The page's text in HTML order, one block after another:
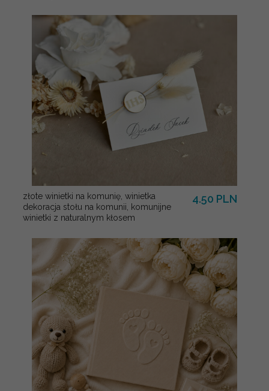
złote winietki na komunię, winietka
dekoracja stołu na komunii, komunijne
winietki z naturalnym kłosem
4.50 PLN